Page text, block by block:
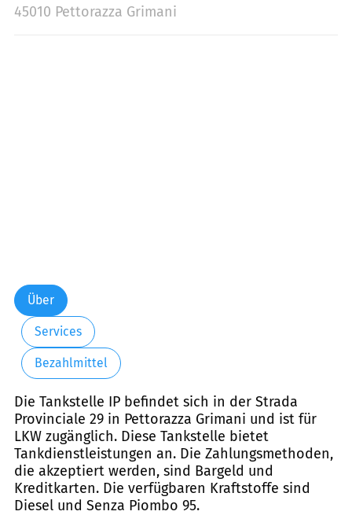
45010 Pettorazza Grimani
Über
Services
Bezahlmittel
Die Tankstelle IP befindet sich in der Strada
Provinciale 29 in Pettorazza Grimani und ist für
LKW zugänglich. Diese Tankstelle bietet
Tankdienstleistungen an. Die Zahlungsmethoden,
die akzeptiert werden, sind Bargeld und
Kreditkarten. Die verfügbaren Kraftstoffe sind
Diesel und Senza Piombo 95.